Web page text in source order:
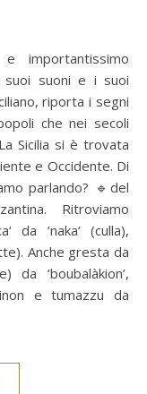
suoni e i suoi
riporta i segni
che nei secoli
Sicilia si è trovata
e Occidente. Di
parlando? 🔹del
Ritroviamo
da ‘naka‘ (culla),
Anche gresta da
da ‘boubalàkion’,
e tumazzu da